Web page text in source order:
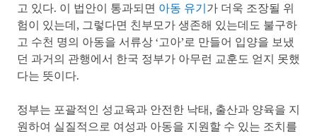
고 있다. 이 법안이 통과되면 아동 유기 가 더욱 조장될 위
험이 있는데, 그렇다면 친부모가 생존해 있는데도 불구하
고 수천 명의 아동을 서류상 ‘고아’로 만들어 입양을 보냈
던 과거의 관행에서 한국 정부가 아무런 교훈도 얻지 못했
다는 뜻이다.
정부는 포괄적인 성교육과 안전한 낙태, 출산과 양육을 지
원하여 실질적으로 여성과 아동을 지원할 수 있는 조치를